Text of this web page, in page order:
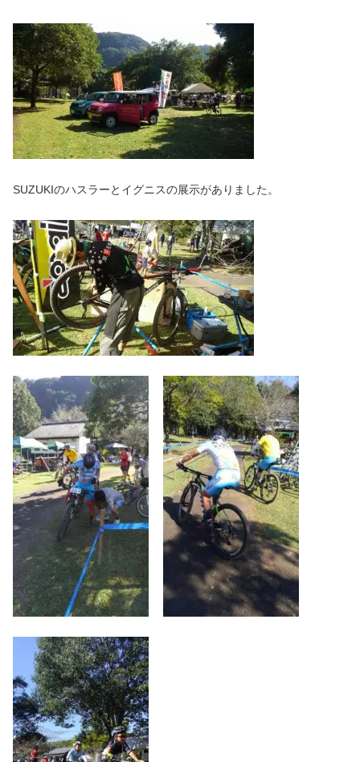
SUZUKIのハスラーとイグニスの展示がありました。